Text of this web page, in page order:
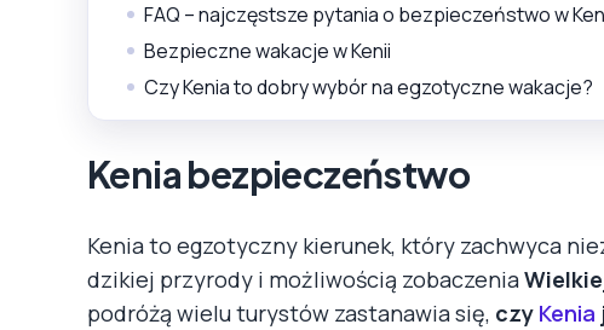
FAQ – najczęstsze pytania o bezpieczeństwo w
Bezpieczne wakacje w Kenii
Czy Kenia to dobry wybór na egzotyczne wakacje?
Kenia bezpieczeństwo
Kenia to egzotyczny kierunek, który zachwyca
dzikiej przyrody i możliwością zobaczenia
podróżą wielu turystów zastanawia się, czy Kenia